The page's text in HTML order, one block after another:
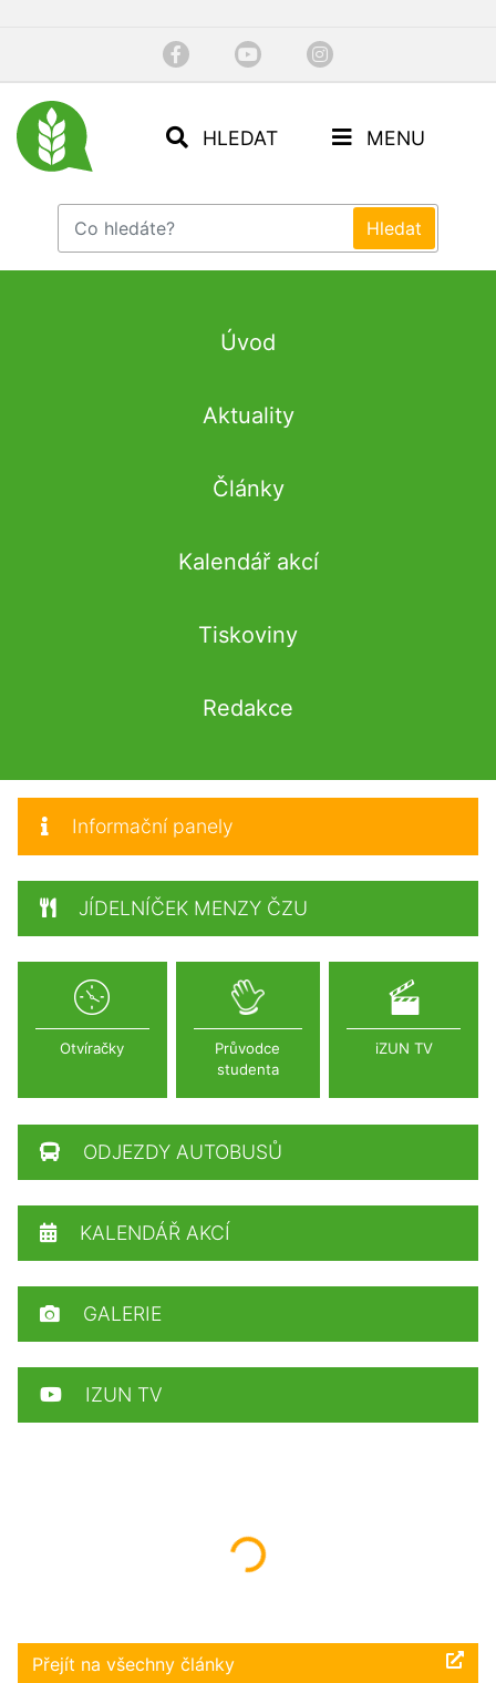
HLEDAT MENU
Úvod
Aktuality
Články
Kalendář akcí
Tiskoviny
Redakce
Načítám...
Přejít na všechny články
Informační panely
JÍDELNÍČEK MENZY ČZU
Otvíračky
Průvodce
studenta
iZUN TV
ODJEZDY AUTOBUSŮ
KALENDÁŘ AKCÍ
GALERIE
IZUN TV